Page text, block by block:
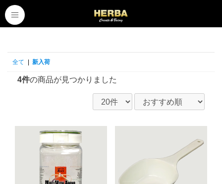
全て | 新入荷
4件の商品が見つかりました